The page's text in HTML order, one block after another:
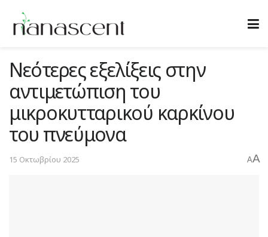
Νεότερες εξελίξεις στην
αντιμετώπιση του
μικροκυτταρικού καρκίνου
του πνεύμονα
15 Οκτωβρίου 2025 AA